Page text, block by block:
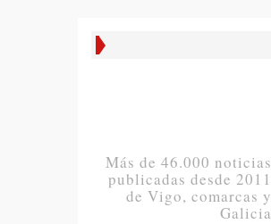
Más de 46.000 noticias
publicadas desde 2011
de Vigo, comarcas y
Galicia